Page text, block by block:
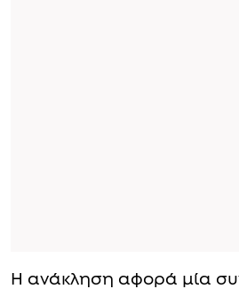
Η ανάκληση αφορά μία